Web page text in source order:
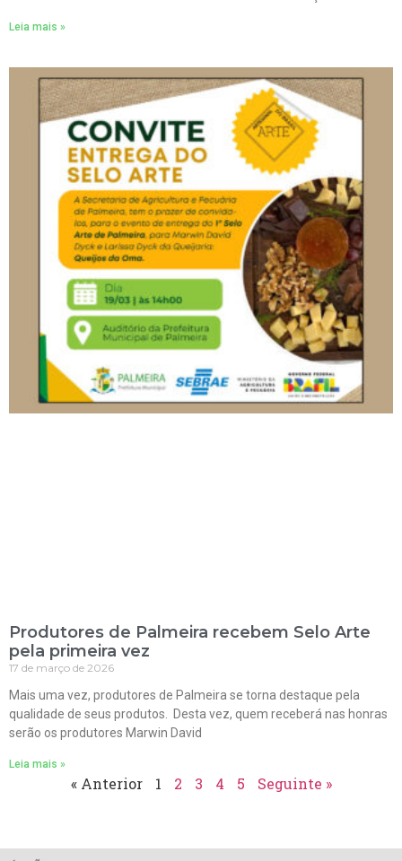
Leia mais »
Produtores de Palmeira recebem Selo Arte
pela primeira vez
17 de março de 2026
Mais uma vez, produtores de Palmeira se torna destaque pela
qualidade de seus produtos. Desta vez, quem receberá nas honras
serão os produtores Marwin David
Leia mais »
« Anterior 1 2 3 4 5 Seguinte »